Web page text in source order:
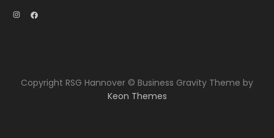
Copyright RSG Hannover © Business Gravity Theme by
Keon Themes